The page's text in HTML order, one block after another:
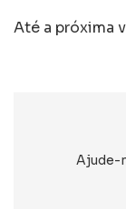
Até a próxima
Ajude-